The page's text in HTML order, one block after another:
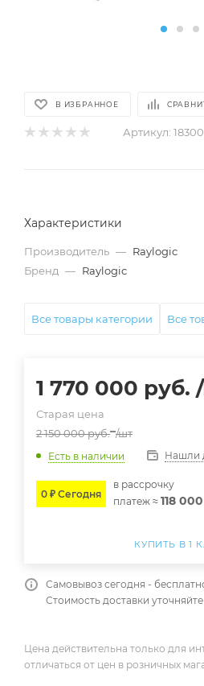
В ИЗБРАННОЕ
Артикул:
Характеристики
Производитель — Raylogic
Бренд — Raylogic
Все товары категории Все
1 770 000 руб.
Старая цена
2 150 000руб. /шт
Есть в наличии Нашли
0 ₽ Сегодня
в расcрочку
платеж ≈ 118
КУПИТЬ В 1
Самовывоз сегодня -
Стоимость доставки
Цена действительна только для
отличаться от цен в розничных